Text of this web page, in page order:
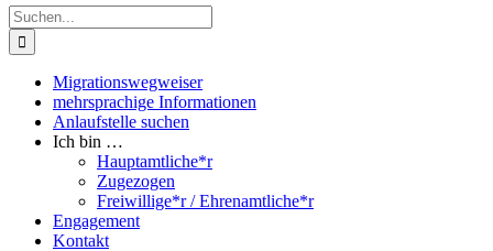
Suche
nach:
Migrationswegweiser
mehrsprachige Informationen
Anlaufstelle suchen
Ich bin …
Hauptamtliche*r
Zugezogen
Freiwillige*r / Ehrenamtliche*r
Engagement
Kontakt